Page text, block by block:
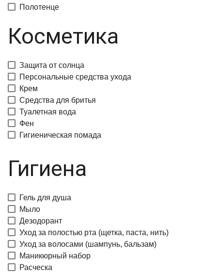
Полотенце
Косметика
Защита от солнца
Персональные средства ухода
Крем
Средства для бритья
Туалетная вода
Фен
Гигиеническая помада
Гигиена
Гель для душа
Мыло
Дезодорант
Уход за полостью рта (щетка, паста, нить)
Уход за волосами (шампунь, бальзам)
Маникюрный набор
Расческа